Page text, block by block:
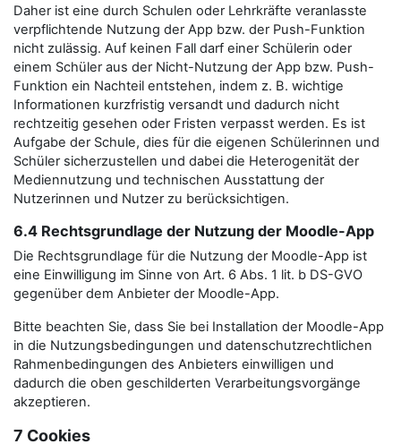
Daher ist eine durch Schulen oder Lehrkräfte veranlasste
verpflichtende Nutzung der App bzw. der Push-Funktion
nicht zulässig. Auf keinen Fall darf einer Schülerin oder
einem Schüler aus der Nicht-Nutzung der App bzw. Push-
Funktion ein Nachteil entstehen, indem z. B. wichtige
Informationen kurzfristig versandt und dadurch nicht
rechtzeitig gesehen oder Fristen verpasst werden. Es ist
Aufgabe der Schule, dies für die eigenen Schülerinnen und
Schüler sicherzustellen und dabei die Heterogenität der
Mediennutzung und technischen Ausstattung der
Nutzerinnen und Nutzer zu berücksichtigen.
6.4 Rechtsgrundlage der Nutzung der Moodle-App
Die Rechtsgrundlage für die Nutzung der Moodle-App ist
eine Einwilligung im Sinne von Art. 6 Abs. 1 lit. b DS-GVO
gegenüber dem Anbieter der Moodle-App.
Bitte beachten Sie, dass Sie bei Installation der Moodle-App
in die Nutzungsbedingungen und datenschutzrechtlichen
Rahmenbedingungen des Anbieters einwilligen und
dadurch die oben geschilderten Verarbeitungsvorgänge
akzeptieren.
7 Cookies